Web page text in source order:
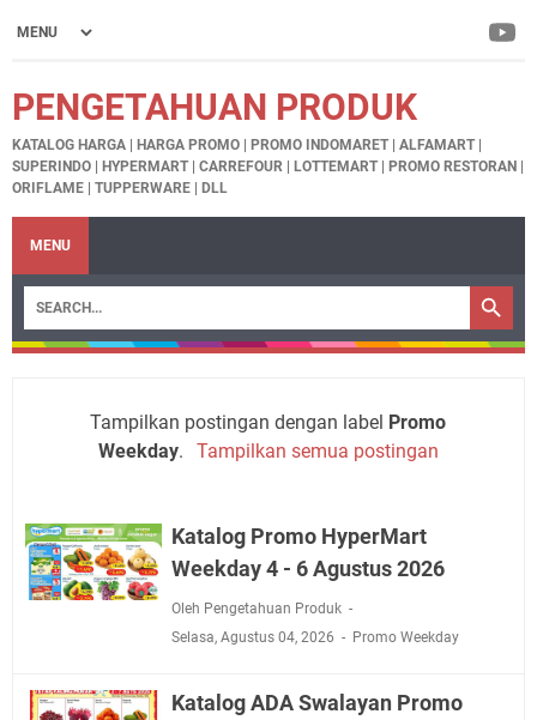
PENGETAHUAN PRODUK
KATALOG HARGA | HARGA PROMO | PROMO INDOMARET | ALFAMART |
SUPERINDO | HYPERMART | CARREFOUR | LOTTEMART | PROMO RESTORAN |
ORIFLAME | TUPPERWARE | DLL
MENU
Tampilkan postingan dengan label Promo
Weekday. Tampilkan semua postingan
Katalog Promo HyperMart
Weekday 4 - 6 Agustus 2026
Oleh Pengetahuan Produk
Selasa, Agustus 04, 2026
Promo Weekday
Katalog ADA Swalayan Promo